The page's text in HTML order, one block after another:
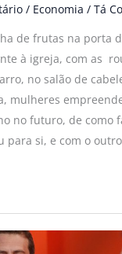
/ Economia / Tá
de frutas na porta
à igreja, com as
no salão de
mulheres
no futuro, de como
para si, e com o